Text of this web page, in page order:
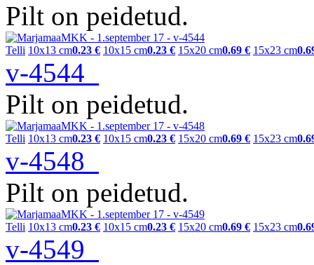
Pilt on peidetud.
Telli 10x13 cm0.23 € 10x15 cm0.23 € 15x20 cm0.69 € 15x23 cm
v-4544
Pilt on peidetud.
Telli 10x13 cm0.23 € 10x15 cm0.23 € 15x20 cm0.69 € 15x23 cm
v-4548
Pilt on peidetud.
Telli 10x13 cm0.23 € 10x15 cm0.23 € 15x20 cm0.69 € 15x23 cm
v-4549